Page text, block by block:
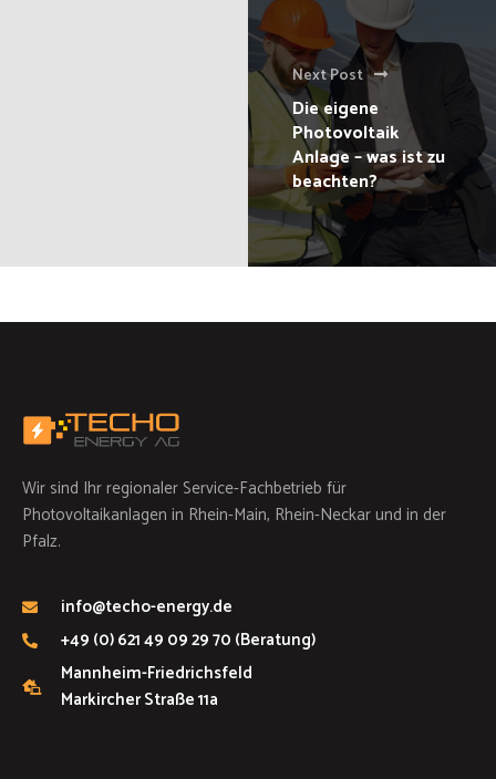
Next Post
Die eigene
Photovoltaik
Anlage – was ist zu
beachten?
Wir sind Ihr regionaler Service-Fachbetrieb für
Photovoltaikanlagen in Rhein-Main, Rhein-Neckar und in der
Pfalz.
info@techo-energy.de
+49 (0) 621 49 09 29 70 (Beratung)
Mannheim-Friedrichsfeld
Markircher Straße 11a